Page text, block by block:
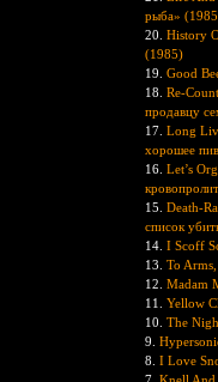
рыба»
20. History
(1985)
19. Good
18. Re-
продавцу
17. Long
хорошее
16. Let’s
15. Death-
список
14. I Scoff
13. To
12. Madam
11. Yellow
10. The
9.
8. I Love